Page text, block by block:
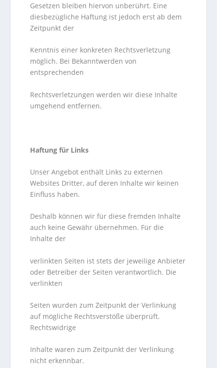
Gesetzen bleiben hiervon unberührt. Eine
diesbezügliche Haftung ist jedoch erst ab dem
Zeitpunkt der
Kenntnis einer konkreten Rechtsverletzung
möglich. Bei Bekanntwerden von
entsprechenden
Rechtsverletzungen werden wir diese Inhalte
umgehend entfernen.
Haftung für Links
Unser Angebot enthält Links zu externen
Websites Dritter, auf deren Inhalte wir keinen
Einfluss haben.
Deshalb können wir für diese fremden Inhalte
auch keine Gewähr übernehmen. Für die
Inhalte der
verlinkten Seiten ist stets der jeweilige Anbieter
oder Betreiber der Seiten verantwortlich. Die
verlinkten
Seiten wurden zum Zeitpunkt der Verlinkung
auf mögliche Rechtsverstöße überprüft.
Rechtswidrige
Inhalte waren zum Zeitpunkt der Verlinkung
nicht erkennbar.